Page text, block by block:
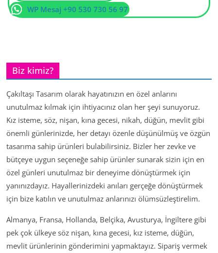
WP Mesaj +90 530 730 56 97
Biz kimiz?
Çakıltaşı Tasarım olarak hayatınızın en özel anlarını
unutulmaz kılmak için ihtiyacınız olan her şeyi sunuyoruz.
Kız isteme, söz, nişan, kına gecesi, nikah, düğün, mevlit gibi
önemli günlerinizde, her detayı özenle düşünülmüş ve özgün
tasarıma sahip ürünleri bulabilirsiniz. Bizler her zevke ve
bütçeye uygun seçeneğe sahip ürünler sunarak sizin için en
özel günleri unutulmaz bir deneyime dönüştürmek için
yanınızdayız. Hayallerinizdeki anıları gerçeğe dönüştürmek
için bize katılın ve unutulmaz anlarınızı ölümsüzleştirelim.
Almanya, Fransa, Hollanda, Belçika, Avusturya, İngiltere gibi
pek çok ülkeye söz nişan, kına gecesi, kız isteme, düğün,
mevlit ürünlerinin gönderimini yapmaktayız. Sipariş vermek